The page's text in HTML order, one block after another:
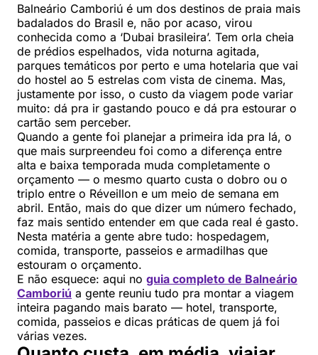
Balneário Camboriú é um dos destinos de praia mais
badalados do Brasil e, não por acaso, virou
conhecida como a ‘Dubai brasileira’. Tem orla cheia
de prédios espelhados, vida noturna agitada,
parques temáticos por perto e uma hotelaria que vai
do hostel ao 5 estrelas com vista de cinema. Mas,
justamente por isso, o custo da viagem pode variar
muito: dá pra ir gastando pouco e dá pra estourar o
cartão sem perceber.
Quando a gente foi planejar a primeira ida pra lá, o
que mais surpreendeu foi como a diferença entre
alta e baixa temporada muda completamente o
orçamento — o mesmo quarto custa o dobro ou o
triplo entre o Réveillon e um meio de semana em
abril. Então, mais do que dizer um número fechado,
faz mais sentido entender em que cada real é gasto.
Nesta matéria a gente abre tudo: hospedagem,
comida, transporte, passeios e armadilhas que
estouram o orçamento.
E não esquece: aqui no guia completo de Balneário
Camboriú a gente reuniu tudo pra montar a viagem
inteira pagando mais barato — hotel, transporte,
comida, passeios e dicas práticas de quem já foi
várias vezes.